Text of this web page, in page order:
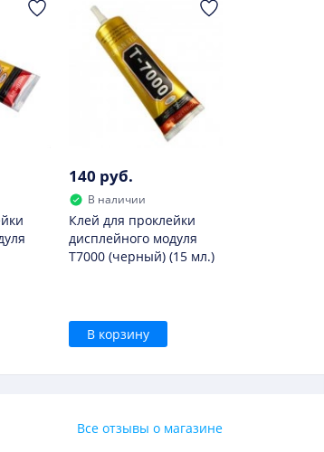
140 руб.
В наличии
Клей для проклейки
дисплейного модуля
T7000 (черный) (15 мл.)
В корзину
Все отзывы о магазине